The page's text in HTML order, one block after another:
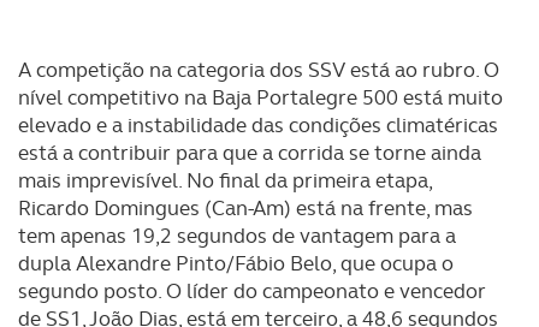
A competição na categoria dos SSV está ao rubro. O
nível competitivo na Baja Portalegre 500 está muito
elevado e a instabilidade das condições climatéricas
está a contribuir para que a corrida se torne ainda
mais imprevisível. No final da primeira etapa,
Ricardo Domingues (Can-Am) está na frente, mas
tem apenas 19,2 segundos de vantagem para a
dupla Alexandre Pinto/Fábio Belo, que ocupa o
segundo posto. O líder do campeonato e vencedor
de SS1, João Dias, está em terceiro, a 48,6 segundos